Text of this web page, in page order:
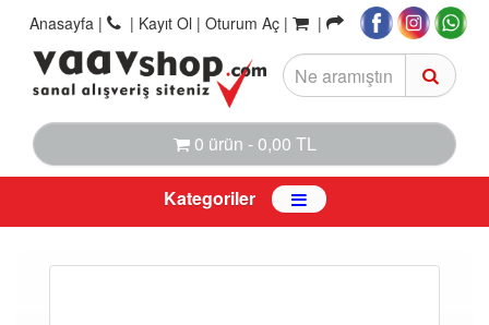
Anasayfa | | Kayıt Ol | Oturum Aç | |
0 ürün - 0,00 TL
Kategoriler